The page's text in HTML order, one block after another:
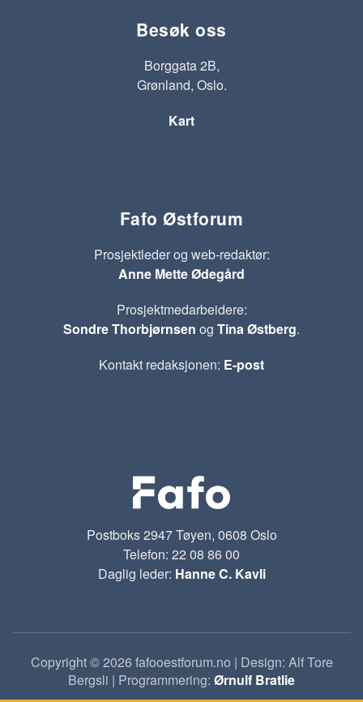
Besøk oss
Borggata 2B,
Grønland, Oslo.
Kart
Fafo Østforum
Prosjektleder og web-redaktør:
Anne Mette Ødegård
Prosjektmedarbeidere:
Sondre Thorbjørnsen og Tina Østberg.
Kontakt redaksjonen: E-post
Postboks 2947 Tøyen, 0608 Oslo
Telefon: 22 08 86 00
Daglig leder: Hanne C. Kavli
Copyright © 2026 fafooestforum.no | Design: Alf Tore
Bergsli | Programmering: Ørnulf Bratlie